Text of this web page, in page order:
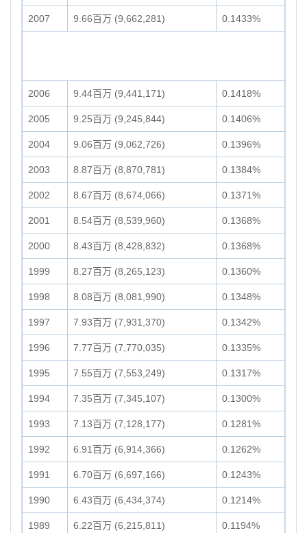
2007 9.66百万 (9,662,281) 0.1433%
2006 9.44百万 (9,441,171) 0.1418%
2005 9.25百万 (9,245,844) 0.1406%
2004 9.06百万 (9,062,726) 0.1396%
2003 8.87百万 (8,870,781) 0.1384%
2002 8.67百万 (8,674,066) 0.1371%
2001 8.54百万 (8,539,960) 0.1368%
2000 8.43百万 (8,428,832) 0.1368%
1999 8.27百万 (8,265,123) 0.1360%
1998 8.08百万 (8,081,990) 0.1348%
1997 7.93百万 (7,931,370) 0.1342%
1996 7.77百万 (7,770,035) 0.1335%
1995 7.55百万 (7,553,249) 0.1317%
1994 7.35百万 (7,345,107) 0.1300%
1993 7.13百万 (7,128,177) 0.1281%
1992 6.91百万 (6,914,366) 0.1262%
1991 6.70百万 (6,697,166) 0.1243%
1990 6.43百万 (6,434,374) 0.1214%
1989 6.22百万 (6,215,811) 0.1194%